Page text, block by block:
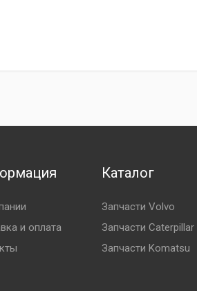
и оплата
Каталог
Запчасти Volvo
Запчасти Caterpillar
Запчасти Komatsu